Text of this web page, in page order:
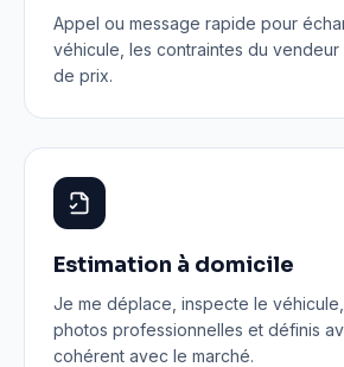
Appel ou message rapide pour
véhicule, les contraintes du vendeur
de prix.
Estimation à domicile
Je me déplace, inspecte le
photos professionnelles et définis
cohérent avec le marché.